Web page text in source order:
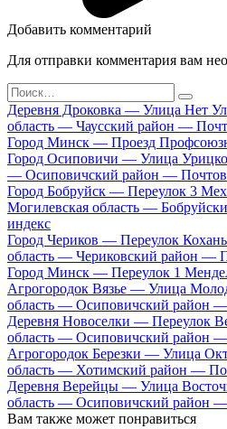
Добавить комментарий
Для отправки комментария вам
Search
for:
Деревня Дроковка — Улица Нет
область — Чаусский район —
Город Минск — Проезд
Город Осиповичи — Улица
— Осиповичский район —
Город Бобруйск — Переулок 3
Могилевская область —
индекс
Город Чериков — Переулок
область — Чериковский район —
Город Минск — Переулок 1
Агрогородок Вязье — Улица
область — Осиповичский район
Деревня Новоселки — Переулок
область — Осиповичский район
Агрогородок Березки — Улица
область — Хотимский район —
Деревня Верейцы — Улица
область — Осиповичский район
Вам также может понравиться